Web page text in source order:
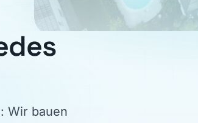
Photovoltaik mit
Photovoltaik mit
Photovoltaik mit
Wir bauen